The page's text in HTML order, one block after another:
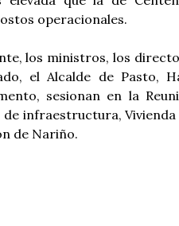
operacionales.
los ministros, los
el Alcalde de Pasto,
sesionan en la
infraestructura, Vivienda
de Nariño.